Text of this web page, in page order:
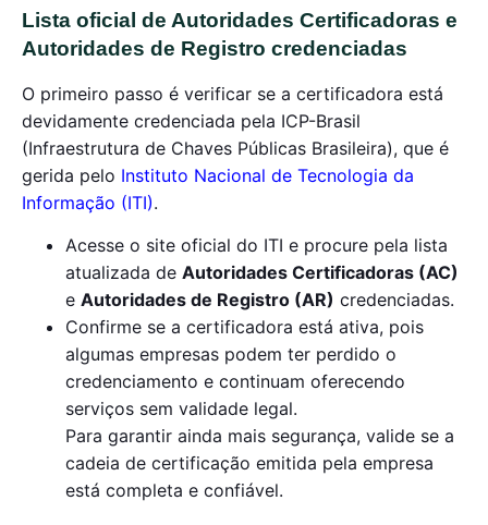
Lista oficial de Autoridades Certificadoras e
Autoridades de Registro credenciadas
O primeiro passo é verificar se a certificadora está
devidamente credenciada pela ICP-Brasil
(Infraestrutura de Chaves Públicas Brasileira), que é
gerida pelo Instituto Nacional de Tecnologia da
Informação (ITI).
Acesse o site oficial do ITI e procure pela lista
atualizada de Autoridades Certificadoras (AC)
e Autoridades de Registro (AR) credenciadas.
Confirme se a certificadora está ativa, pois
algumas empresas podem ter perdido o
credenciamento e continuam oferecendo
serviços sem validade legal.
Para garantir ainda mais segurança, valide se a
cadeia de certificação emitida pela empresa
está completa e confiável.